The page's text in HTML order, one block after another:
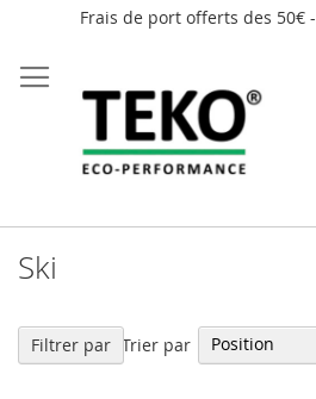
Frais de port offerts des 50€ -
au
contenu
Ski
Trier par
Filtrer par